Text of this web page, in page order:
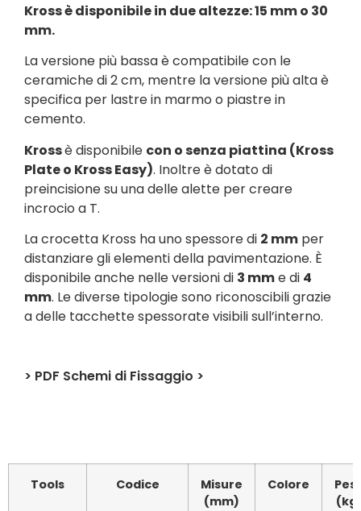
Kross è disponibile in due altezze: 15 mm o 30
mm.
La versione più bassa è compatibile con le
ceramiche di 2 cm, mentre la versione più alta è
specifica per lastre in marmo o piastre in
cemento.
Krossè disponibile con o senza piattina (Kross
Plate o Kross Easy). Inoltre è dotato di
preincisione su una delle alette per creare
incrocio a T.
La crocetta Kross ha uno spessore di 2 mm per
distanziare gli elementi della pavimentazione. È
disponibile anche nelle versioni di 3 mme di 4
mm. Le diverse tipologie sono riconoscibili grazie
a delle tacchette spessorate visibili sull’interno.
> PDF Schemi di Fissaggio >
Tools Codice
Misure
(mm)
Colore